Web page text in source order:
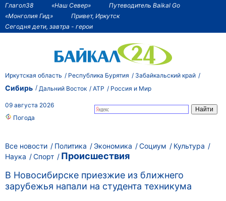
Глагол38 «Наш Север»
Путеводитель Baikal Go
«Монголия Гид»
Привет, Иркутск
Сегодня дети, завтра - герои
Иркутская область Республика Бурятия Забайкальский край
Сибирь Дальний Восток АТР Россия и Мир
09 августа 2026
Погода
Все новости Политика Экономика Социум
Культура
Наука
Спорт
Происшествия
В Новосибирске приезжие из ближнего
зарубежья напали на студента техникума